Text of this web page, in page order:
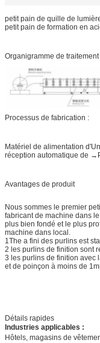
petit pain de quille de
petit pain de formation en
Organigramme de
Processus de fabrication :
Matériel de alimentation
réception automatique de
Avantages de produit
Nous sommes le premier
fabricant de machine dans
plus bien fondé et le plus
machine dans local.
1The a fini des purlins est
2 les purlins de finition sont
3 les purlins de finition avec
et de poinçon à moins de
Détails rapides
Industries applicables :
Hôtels, magasins de